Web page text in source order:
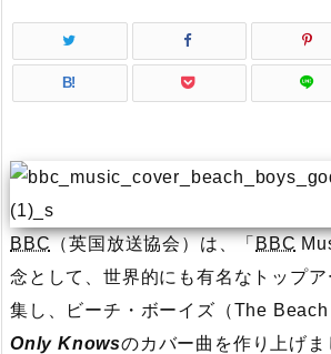
B!
BBC（英国放送協会）は、「BBC
念として、世界的にも有名なトップ
集し、ビーチ・ボーイズ（The
Only Knowsのカバー曲を作り上げま